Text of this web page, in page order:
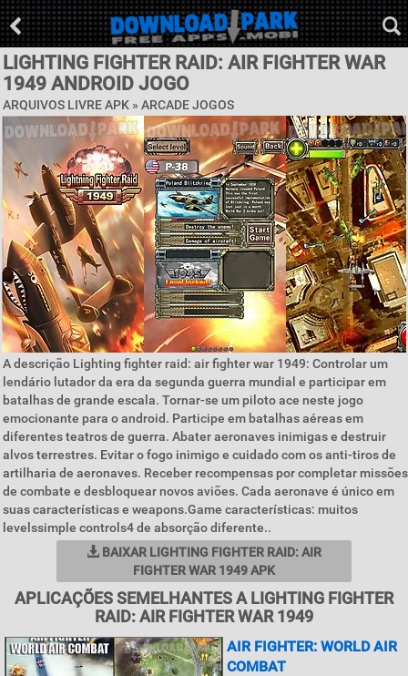
LIGHTING FIGHTER RAID: AIR FIGHTER WAR
1949 ANDROID JOGO
ARQUIVOS LIVRE APK » ARCADE JOGOS
A descrição Lighting fighter raid: air fighter war 1949: Controlar um
lendário lutador da era da segunda guerra mundial e participar em
batalhas de grande escala. Tornar-se um piloto ace neste jogo
emocionante para o android. Participe em batalhas aéreas em
diferentes teatros de guerra. Abater aeronaves inimigas e destruir
alvos terrestres. Evitar o fogo inimigo e cuidado com os anti-tiros de
artilharia de aeronaves. Receber recompensas por completar missões
de combate e desbloquear novos aviões. Cada aeronave é único em
suas características e weapons.Game características: muitos
levelssimple controls4 de absorção diferente..
BAIXAR LIGHTING FIGHTER RAID: AIR
FIGHTER WAR 1949 APK
APLICAÇÕES SEMELHANTES A LIGHTING FIGHTER
RAID: AIR FIGHTER WAR 1949
AIR FIGHTER: WORLD AIR
COMBAT